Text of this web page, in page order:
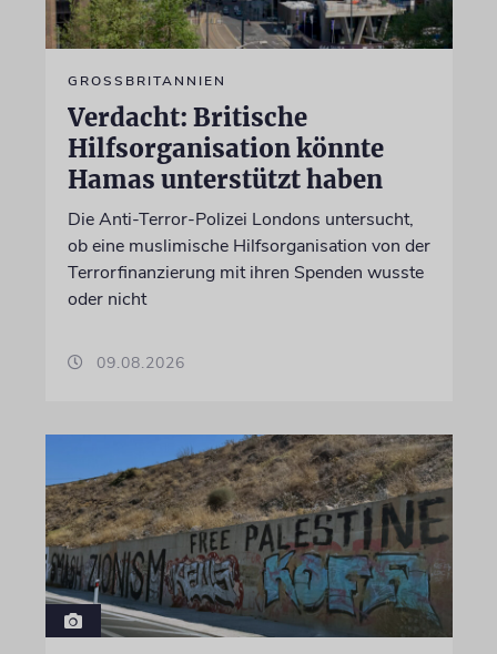
GROSSBRITANNIEN
Verdacht: Britische
Hilfsorganisation könnte
Hamas unterstützt haben
Die Anti-Terror-Polizei Londons untersucht,
ob eine muslimische Hilfsorganisation von der
Terrorfinanzierung mit ihren Spenden wusste
oder nicht
09.08.2026